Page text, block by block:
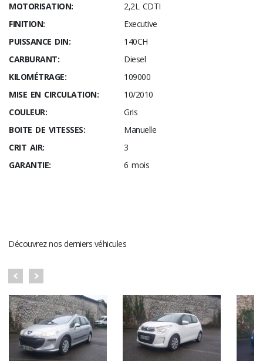
MOTORISATION:
2,2L CDTI
FINITION:
Executive
PUISSANCE DIN:
140CH
CARBURANT:
Diesel
KILOMÉTRAGE:
109000
MISE EN CIRCULATION:
10/2010
COULEUR:
Gris
BOITE DE VITESSES:
Manuelle
CRIT AIR:
3
GARANTIE:
6 mois
Découvrez nos derniers véhicules